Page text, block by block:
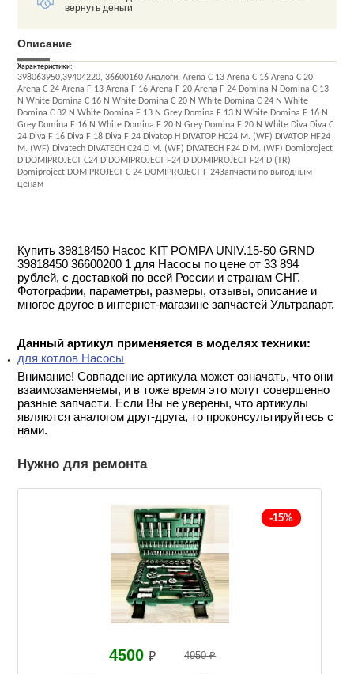
вернуть деньги
Описание
Характеристики:
398063950,39404220, 36600160 Аналоги. Arena C 13 Arena C 16 Arena C 20
Arena C 24 Arena F 13 Arena F 16 Arena F 20 Arena F 24 Domina N Domina C 13
N White Domina C 16 N White Domina C 20 N White Domina C 24 N White
Domina C 32 N White Domina F 13 N Grey Domina F 13 N White Domina F 16 N
Grey Domina F 16 N White Domina F 20 N Grey Domina F 20 N White Diva Diva C
24 Diva F 16 Diva F 18 Diva F 24 Divatop H DIVATOP HC24 M. (WF) DIVATOP HF24
M. (WF) Divatech DIVATECH C24 D M. (WF) DIVATECH F24 D M. (WF) Domiproject
D DOMIPROJECT C24 D DOMIPROJECT F24 D DOMIPROJECT F24 D (TR)
Domiproject DOMIPROJECT C 24 DOMIPROJECT F 24Запчасти по выгодным
ценам
Купить 39818450 Насос KIT POMPA UNIV.15-50 GRND
39818450 36600200 1 для Насосы по цене от 33 894
рублей, с доставкой по всей России и странам СНГ.
Фотографии, параметры, размеры, отзывы, описание и
многое другое в интернет-магазине запчастей Ультрапарт.
Данный артикул применяется в моделях техники:
для котлов Насосы
Внимание! Совпадение артикула может означать, что они
взаимозаменяемы, и в тоже время это могут совершенно
разные запчасти. Если Вы не уверены, что артикулы
являются аналогом друг-друга, то проконсультируйтесь с
нами.
Нужно для ремонта
-15%
4500 ₽ 4950 ₽